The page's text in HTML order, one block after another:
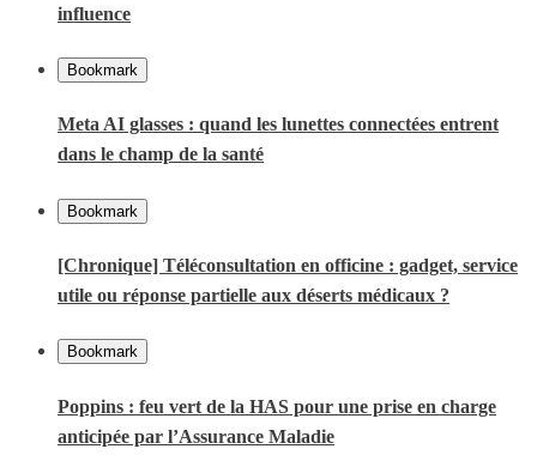
influence
Bookmark
Meta AI glasses : quand les lunettes connectées entrent
dans le champ de la santé
Bookmark
[Chronique] Téléconsultation en officine : gadget, service
utile ou réponse partielle aux déserts médicaux ?
Bookmark
Poppins : feu vert de la HAS pour une prise en charge
anticipée par l’Assurance Maladie